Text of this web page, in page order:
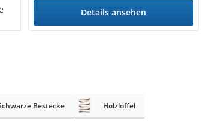
Details ansehen
Bestecke Holzlöffel